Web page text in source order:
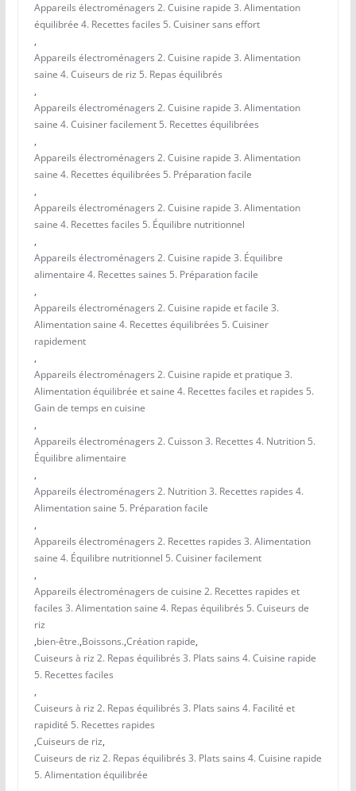
Appareils électroménagers 2. Cuisine rapide 3. Alimentation
équilibrée 4. Recettes faciles 5. Cuisiner sans effort
,
Appareils électroménagers 2. Cuisine rapide 3. Alimentation
saine 4. Cuiseurs de riz 5. Repas équilibrés
,
Appareils électroménagers 2. Cuisine rapide 3. Alimentation
saine 4. Cuisiner facilement 5. Recettes équilibrées
,
Appareils électroménagers 2. Cuisine rapide 3. Alimentation
saine 4. Recettes équilibrées 5. Préparation facile
,
Appareils électroménagers 2. Cuisine rapide 3. Alimentation
saine 4. Recettes faciles 5. Équilibre nutritionnel
,
Appareils électroménagers 2. Cuisine rapide 3. Équilibre
alimentaire 4. Recettes saines 5. Préparation facile
,
Appareils électroménagers 2. Cuisine rapide et facile 3.
Alimentation saine 4. Recettes équilibrées 5. Cuisiner
rapidement
,
Appareils électroménagers 2. Cuisine rapide et pratique 3.
Alimentation équilibrée et saine 4. Recettes faciles et rapides 5.
Gain de temps en cuisine
,
Appareils électroménagers 2. Cuisson 3. Recettes 4. Nutrition 5.
Équilibre alimentaire
,
Appareils électroménagers 2. Nutrition 3. Recettes rapides 4.
Alimentation saine 5. Préparation facile
,
Appareils électroménagers 2. Recettes rapides 3. Alimentation
saine 4. Équilibre nutritionnel 5. Cuisiner facilement
,
Appareils électroménagers de cuisine 2. Recettes rapides et
faciles 3. Alimentation saine 4. Repas équilibrés 5. Cuiseurs de
riz
,bien-être.,Boissons.,Création rapide,
Cuiseurs à riz 2. Repas équilibrés 3. Plats sains 4. Cuisine rapide
5. Recettes faciles
,
Cuiseurs à riz 2. Repas équilibrés 3. Plats sains 4. Facilité et
rapidité 5. Recettes rapides
,Cuiseurs de riz,
Cuiseurs de riz 2. Repas équilibrés 3. Plats sains 4. Cuisine rapide
5. Alimentation équilibrée